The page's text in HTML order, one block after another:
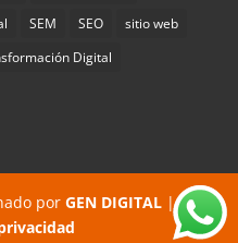
SEM SEO
sitio web
Digital
por GEN DIGITAL|